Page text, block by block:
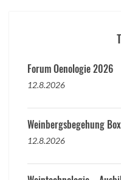
Forum Oenologie 2026
12.8.2026
Weinbergsbegehung
12.8.2026